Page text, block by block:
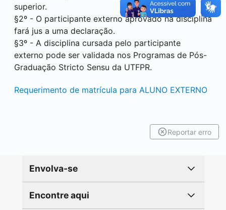
superior.
§2º - O participante externo aprovado na disciplina
fará jus a uma declaração.
§3º - A disciplina cursada pelo participante
externo pode ser validada nos Programas de Pós-
Graduação Stricto Sensu da UTFPR.
Requerimento de matrícula para ALUNO EXTERNO
Reportar erro
Envolva-se
Encontre aqui